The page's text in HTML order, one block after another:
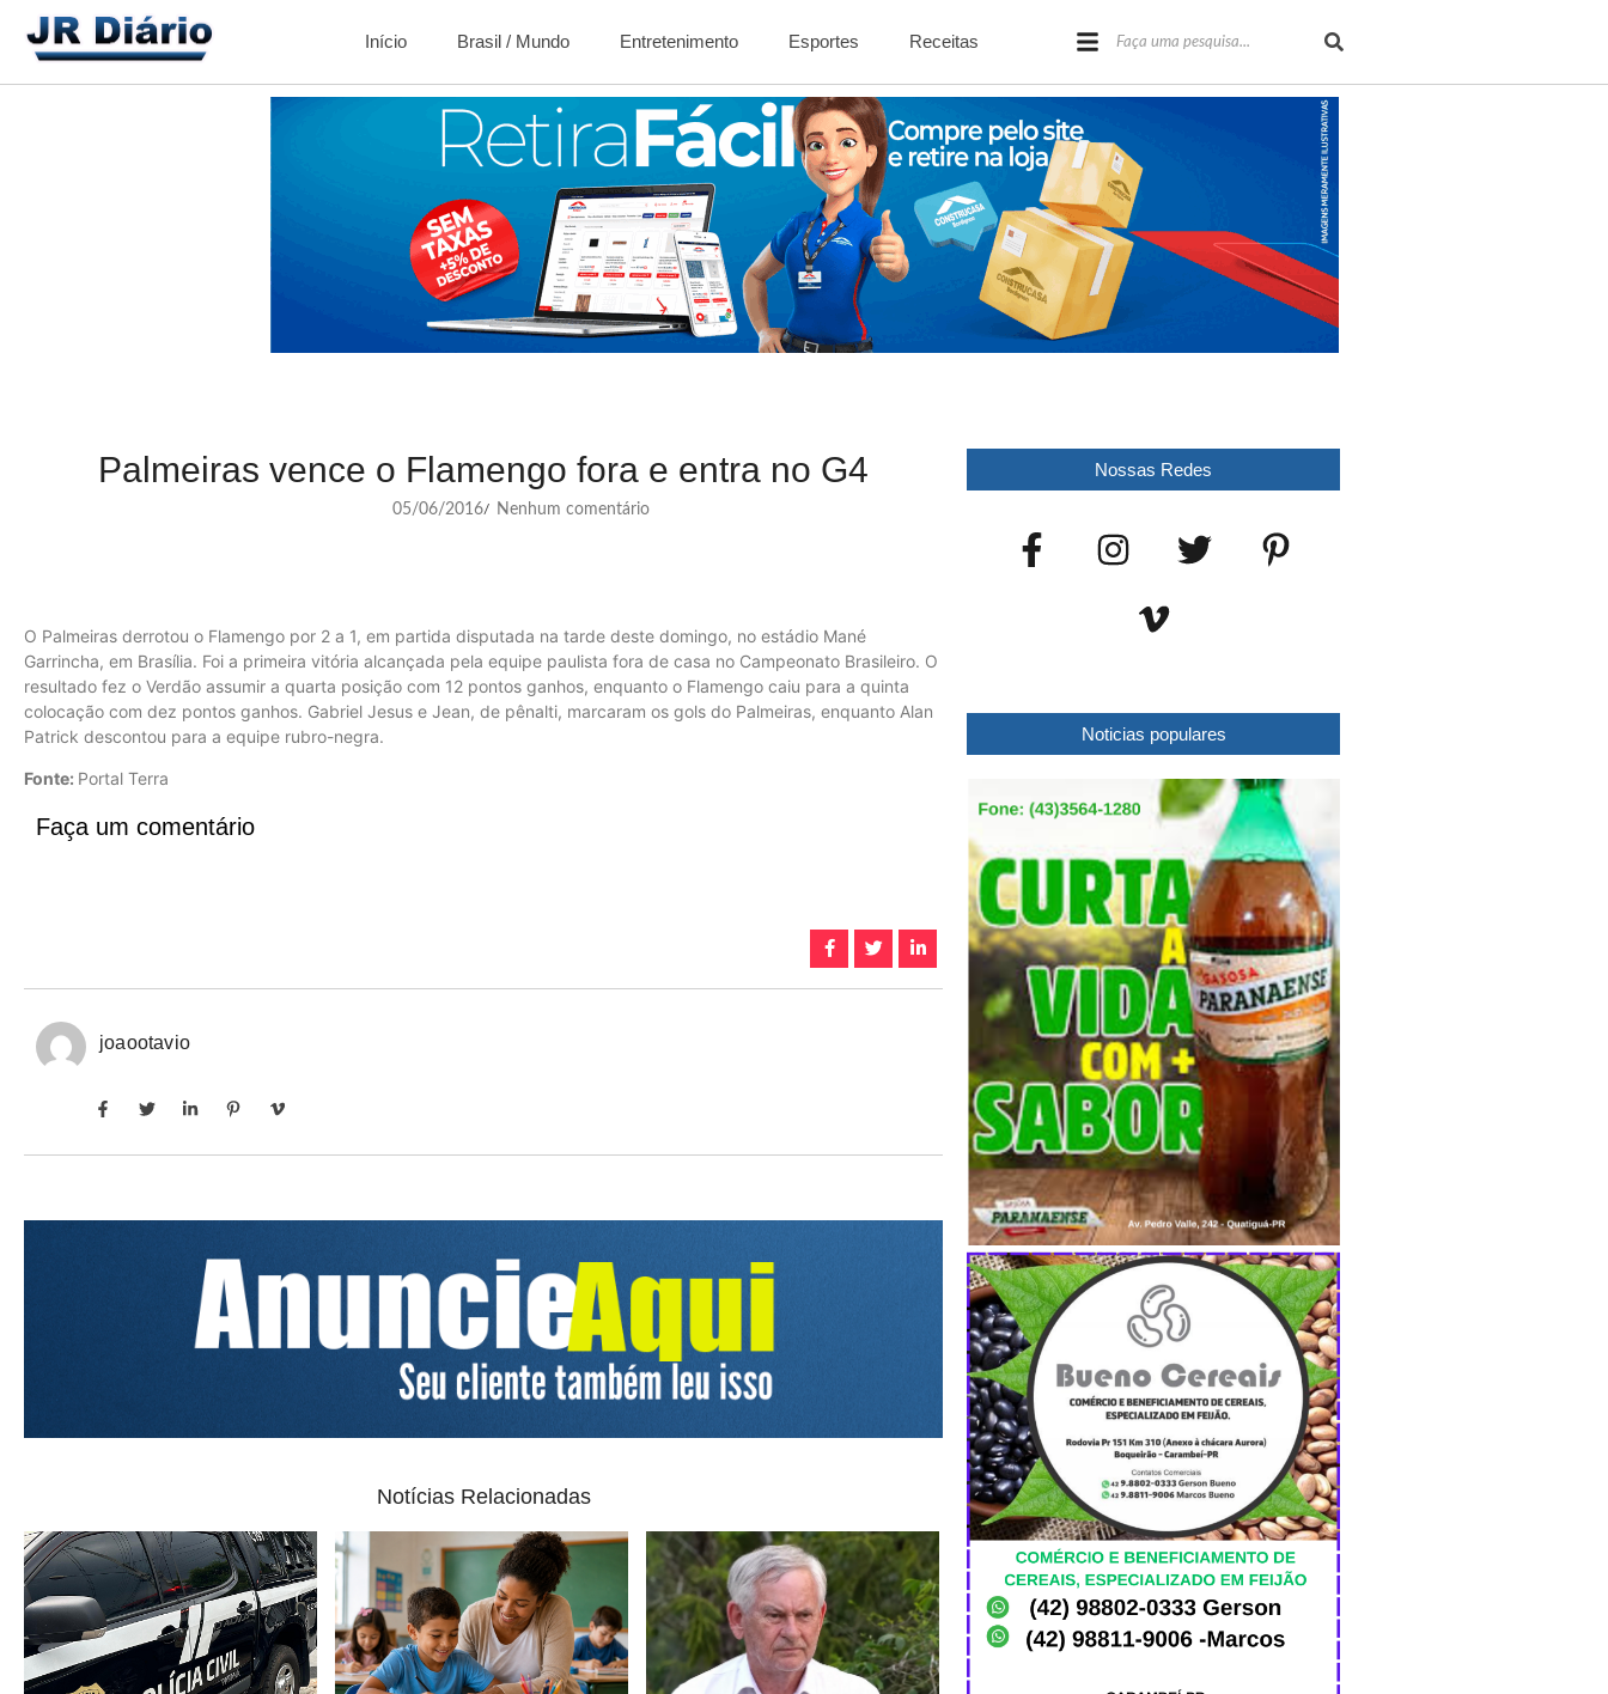
Início Brasil / Mundo Entretenimento Esportes Receitas
Palmeiras vence o Flamengo fora e entra no G4
05/06/2016/ Nenhum comentário
O Palmeiras derrotou o Flamengo por 2 a 1, em partida disputada na tarde deste domingo, no estádio Mané
Garrincha, em Brasília. Foi a primeira vitória alcançada pela equipe paulista fora de casa no Campeonato Brasileiro. O
resultado fez o Verdão assumir a quarta posição com 12 pontos ganhos, enquanto o Flamengo caiu para a quinta
colocação com dez pontos ganhos. Gabriel Jesus e Jean, de pênalti, marcaram os gols do Palmeiras, enquanto Alan
Patrick descontou para a equipe rubro-negra.
Fonte: Portal Terra
Faça um comentário
joaootavio
Notícias Relacionadas
Nossas Redes
Noticias populares